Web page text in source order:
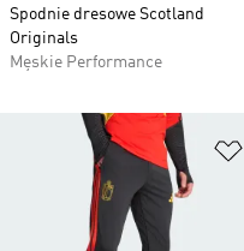
Spodnie dresowe Scotland
Originals
Męskie Performance